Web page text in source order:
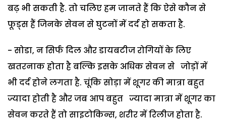
बढ़ भी सकती है. तो चलिए हम जानते हैं कि ऐसे कौन से
फूड्स हैं जिनके सेवन से घुटनों में दर्द हो सकता है.
- सोडा, न सिर्फ दिल और डायबटीज रोगियों के लिए
खतरनाक होता है बल्कि इसके अधिक सेवन से जोड़ों में
भी दर्द होने लगता है. चूंकि सोड़ा में शूगर की मात्रा बहुत
ज्यादा होती है और जब आप बहुत ज्यादा मात्रा में शूगर का
सेवन करते हैं तो साइटोकिन्स, शरीर में रिलीज होता है.